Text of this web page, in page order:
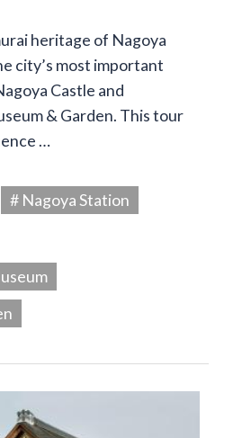
heritage of Nagoya
city’s most important
Castle and
& Garden. This tour
…
# Nagoya Station